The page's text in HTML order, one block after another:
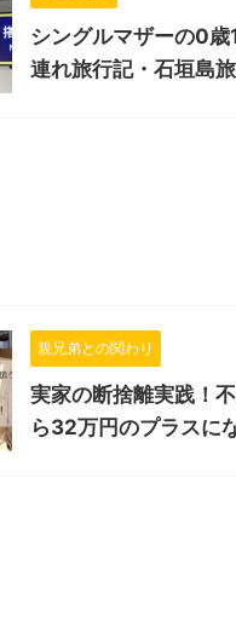
シングルマザーの0歳
連れ旅行記・石垣島
親兄弟との関わり
実家の断捨離実践！
ら32万円のプラスに